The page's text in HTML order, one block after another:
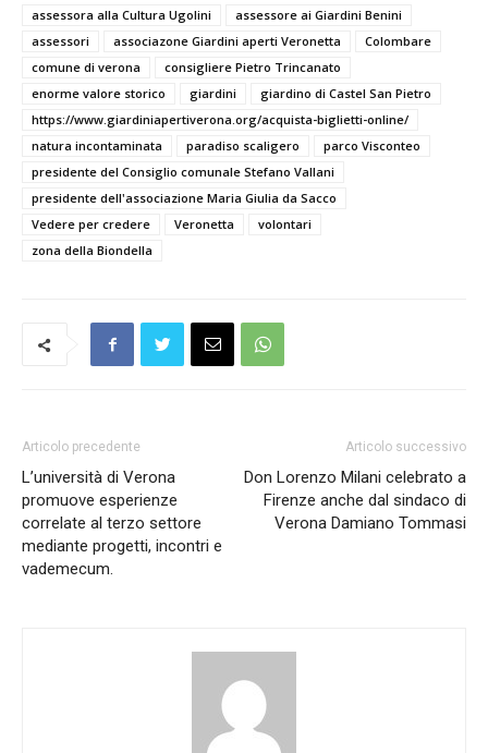
assessora alla Cultura Ugolini
assessore ai Giardini Benini
assessori
associazone Giardini aperti Veronetta
Colombare
comune di verona
consigliere Pietro Trincanato
enorme valore storico
giardini
giardino di Castel San Pietro
https://www.giardiniapertiverona.org/acquista-biglietti-online/
natura incontaminata
paradiso scaligero
parco Visconteo
presidente del Consiglio comunale Stefano Vallani
presidente dell'associazione Maria Giulia da Sacco
Vedere per credere
Veronetta
volontari
zona della Biondella
Articolo precedente
L’università di Verona
promuove esperienze
correlate al terzo settore
mediante progetti, incontri e
vademecum.
Articolo successivo
Don Lorenzo Milani celebrato a
Firenze anche dal sindaco di
Verona Damiano Tommasi